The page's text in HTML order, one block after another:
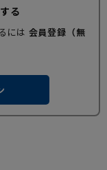
る
には 会員登録（無